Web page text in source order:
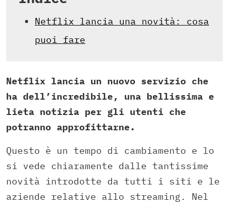
Netflix lancia una novità: cosa
puoi fare
Netflix lancia un nuovo servizio che
ha dell’incredibile, una bellissima e
lieta notizia per gli utenti che
potranno approfittarne.
Questo è un tempo di cambiamento e lo
si vede chiaramente dalle tantissime
novità introdotte da tutti i siti e le
aziende relative allo streaming. Nel